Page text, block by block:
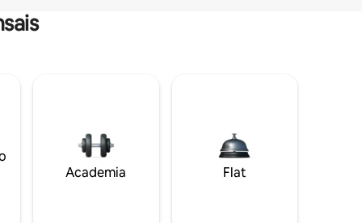
Academia Flat